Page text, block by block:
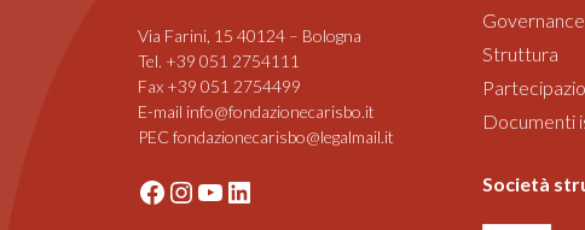
Via Farini, 15 40124 – Bologna
Tel. +39 051 2754111
Fax +39 051 2754499
E-mail info@fondazionecarisbo.it
PEC fondazionecarisbo@legalmail.it
Facebook
Instagram
YouTube
LinkedIn
Governance
Struttura
Documenti
Società